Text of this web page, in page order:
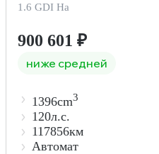
1.6 GDI Ha
900 601 ₽
ниже средней
1396cm3
120л.с.
117856км
Автомат